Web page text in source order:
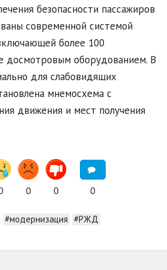
безопасности пассажиров
современной системой
более 100
досмотровым оборудованием. В
для слабовидящих
мнемосхема с
движения и мест получения
0 0 0
#модернизация #РЖД